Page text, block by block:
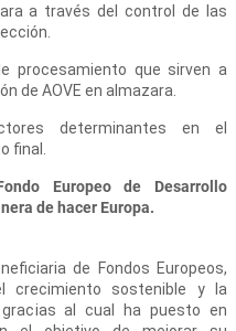
a través del control de las
procesamiento que sirven a
de AOVE en almazara.
determinantes en el
final.
Europeo de Desarrollo
de hacer Europa.
de Fondos Europeos,
crecimiento sostenible y la
al cual ha puesto en